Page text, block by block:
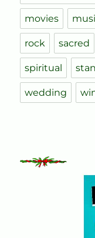
movies
rock sacred
spiritual
wedding